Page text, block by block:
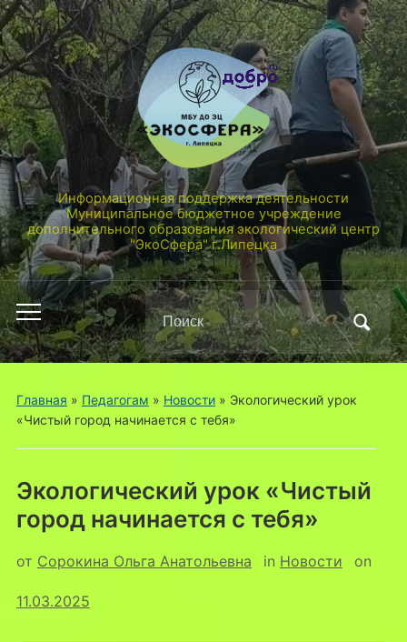
Информационная поддержка деятельности
Муниципальное бюджетное учреждение
дополнительного образования экологический центр
"ЭкоСфера" г.Липецка
Переключить
мобильное
меню
Поиск
по:
Главная » Педагогам » Новости» Экологический урок
«Чистый город начинается с тебя»
Экологический урок «Чистый
город начинается с тебя»
от Сорокина Ольга Анатольевна in Новости on
11.03.2025